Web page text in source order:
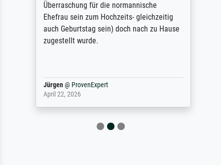
Überraschung für die normannische
Ehefrau sein zum Hochzeits- gleichzeitig
auch Geburtstag sein) doch nach zu Hause
zugestellt wurde.
Jürgen@ProvenExpert
April 22, 2026